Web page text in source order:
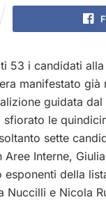
53 i candidati
manifestato
guidata
le
sette
Aree Interne,
della
Nuccilli e Nicola